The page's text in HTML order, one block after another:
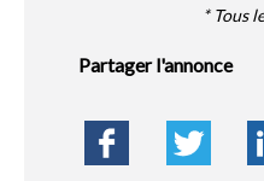
* Tous
Partager l'annonce